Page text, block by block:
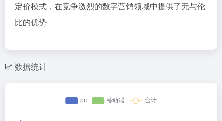
定价模式，在竞争激烈的数字营销领域中提供了无与伦
比的优势
数据统计